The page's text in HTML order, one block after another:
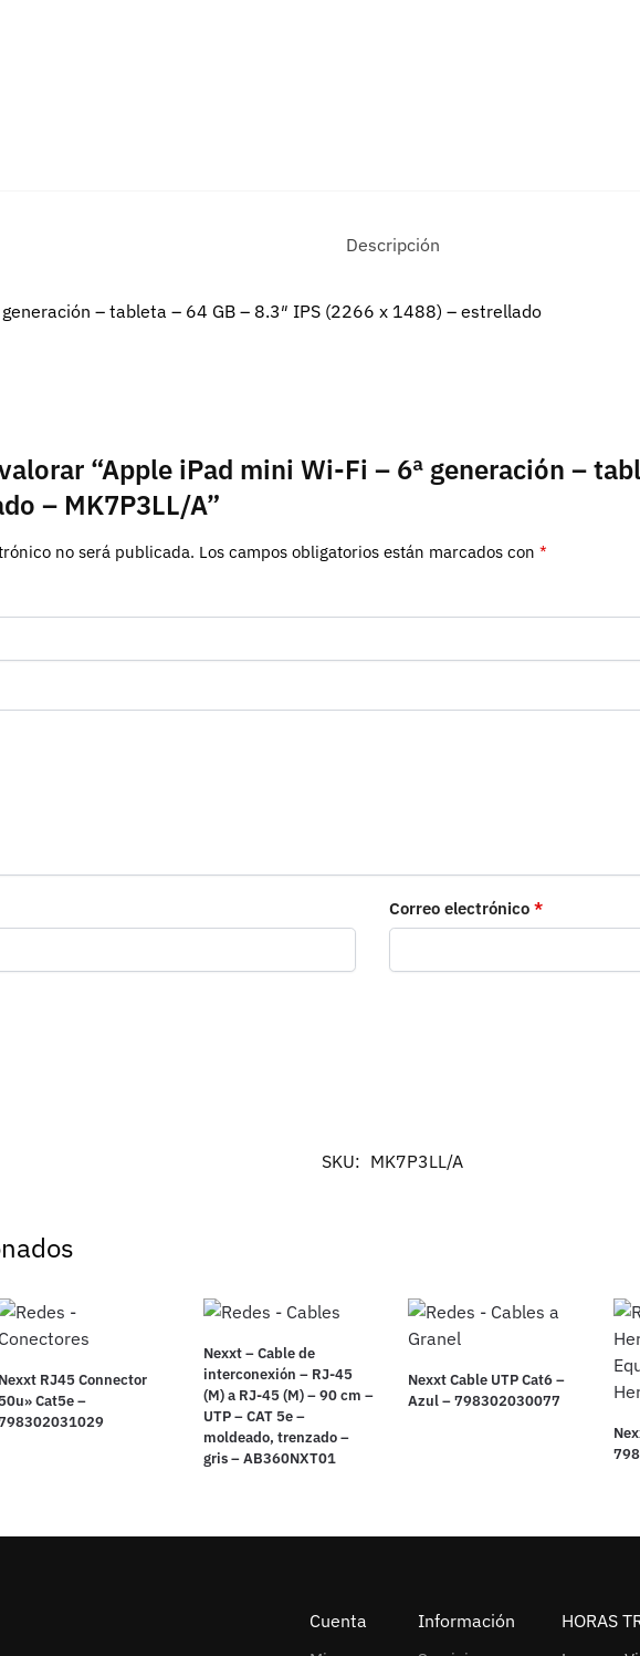
Descripción
– tableta – 64 GB – 8.3″ IPS (2266 x 1488) – estrellado
“Apple iPad mini Wi-Fi – 6ª generación –
– MK7P3LL/A”
no será publicada. Los campos obligatorios están marcados con *
Correo electrónico *
SKU: MK7P3LL/A
Nexxt RJ45 Connector
50u» Cat5e –
Nexxt – Cable de
interconexión – RJ-45
(M) a RJ-45 (M) – 90 cm –
UTP – CAT 5e –
moldeado, trenzado –
gris – AB360NXT01
Nexxt Cable UTP Cat6 –
Azul – 798302030077
Cuenta Información HORAS